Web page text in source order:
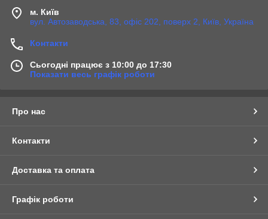
м. Київ
вул. Автозаводська, 83, офіс 202, поверх 2, Київ, Україна
Контакти
Сьогодні працює з 10:00 до 17:30
Показати весь графік роботи
Про нас
Контакти
Доставка та оплата
Графік роботи